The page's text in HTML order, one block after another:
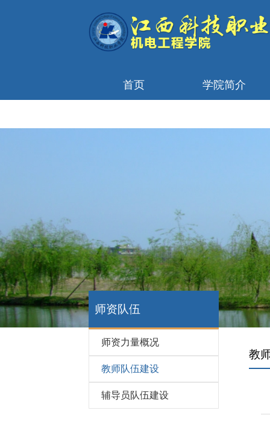
首页 学院简介
师资队伍
师资力量概况
教师队伍建设
辅导员队伍建设
教